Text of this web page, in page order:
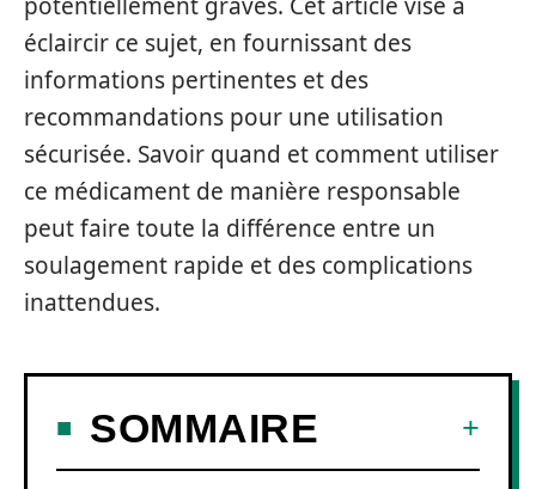
éclaircir ce sujet, en fournissant des
informations pertinentes et des
recommandations pour une utilisation
sécurisée. Savoir quand et comment utiliser
ce médicament de manière responsable
peut faire toute la différence entre un
soulagement rapide et des complications
inattendues.
SOMMAIRE